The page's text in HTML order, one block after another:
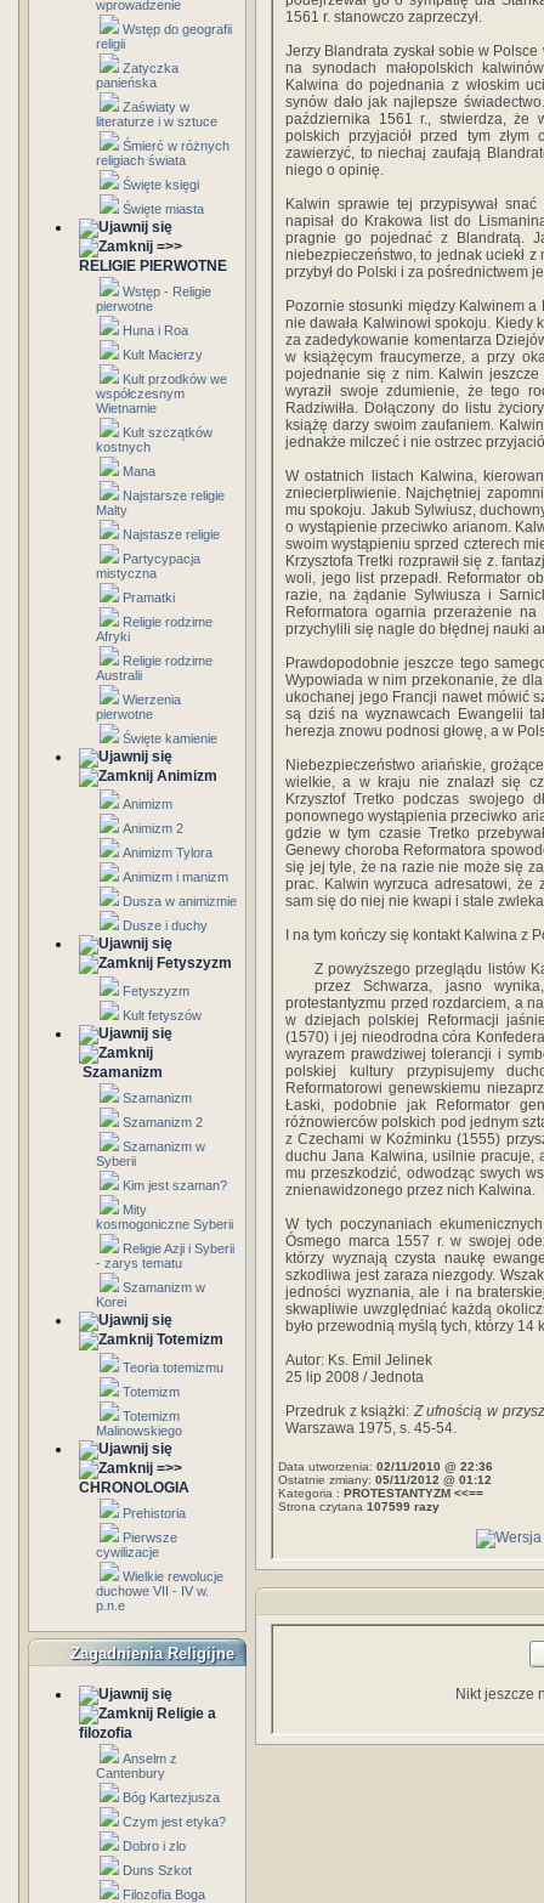
wprowadzenie
Wstęp do geografii
religii
Zatyczka
panieńska
Zaświaty w
literaturze i w sztuce
Śmierć w różnych
religiach świata
Święte księgi
Święte miasta
=>>
RELIGIE PIERWOTNE
Wstęp - Religie
pierwotne
Huna i Roa
Kult Macierzy
Kult przodków we
współczesnym
Wietnamie
Kult szczątków
kostnych
Mana
Najstarsze religie
Malty
Najstasze religie
Partycypacja
mistyczna
Pramatki
Religie rodzime
Afryki
Religie rodzime
Australii
Wierzenia
pierwotne
Święte kamienie
Animizm
Animizm
Animizm 2
Animizm Tylora
Animizm i manizm
Dusza w animizmie
Dusze i duchy
Fetyszyzm
Fetyszyzm
Kult fetyszów
Szamanizm
Szamanizm
Szamanizm 2
Szamanizm w
Syberii
Kim jest szaman?
Mity
kosmogoniczne Syberii
Religie Azji i Syberii
- zarys tematu
Szamanizm w
Korei
Totemizm
Teoria totemizmu
Totemizm
Totemizm
Malinowskiego
=>>
CHRONOLOGIA
Prehistoria
Pierwsze
cywilizacje
Wielkie rewolucje
duchowe VII - IV w.
p.n.e
Zagadnienia Religijne
Religie a
filozofia
Anselm z
Cantenbury
Bóg Kartezjusza
Czym jest etyka?
Dobro i zlo
Duns Szkot
Filozofia Boga
1561 r. stanowczo zaprzeczył.
Jerzy Blandrata zyskał sobie w
na synodach małopolskich
Kalwina do pojednania z włoskim
synów dało jak najlepsze
października 1561 r., stwierdza, że
polskich przyjaciół przed tym
zawierzyć, to niechaj zaufają
niego o opinię.
Kalwin sprawie tej przypisywał
napisał do Krakowa list do
pragnie go pojednać z Blandratą.
niebezpieczeństwo, to jednak uciekł
przybył do Polski i za pośrednictwem
Pozornie stosunki między Kalwinem
nie dawała Kalwinowi spokoju. Kiedy
za zadedykowanie komentarza
w książęcym fraucymerze, a przy
pojednanie się z nim. Kalwin
wyraził swoje zdumienie, że tego
Radziwiłła. Dołączony do listu
książę darzy swoim zaufaniem.
jednakże milczeć i nie ostrzec
W ostatnich listach Kalwina,
zniecierpliwienie. Najchętniej
mu spokoju. Jakub Sylwiusz,
o wystąpienie przeciwko arianom.
swoim wystąpieniu sprzed czterech
Krzysztofa Tretki rozprawił się z.
woli, jego list przepadł. Reformator
razie, na żądanie Sylwiusza i
Reformatora ogarnia przerażenie
przychylili się nagle do błędnej nauki
Prawdopodobnie jeszcze tego
Wypowiada w nim przekonanie, że
ukochanej jego Francji nawet mówić
są dziś na wyznawcach Ewangelii
herezja znowu podnosi głowę, a w
Niebezpieczeństwo ariańskie,
wielkie, a w kraju nie znalazł się
Krzysztof Tretko podczas swojego
ponownego wystąpienia przeciwko
gdzie w tym czasie Tretko
Genewy choroba Reformatora
się jej tyle, że na razie nie może się
prac. Kalwin wyrzuca adresatowi, że
sam się do niej nie kwapi i stale
I na tym kończy się kontakt Kalwina z
Z powyższego przeglądu listów
przez Schwarza, jasno
protestantyzmu przed rozdarciem, a
w dziejach polskiej Reformacji
(1570) i jej nieodrodna córa
wyrazem prawdziwej tolerancji i
polskiej kultury przypisujemy
Reformatorowi genewskiemu
Łaski, podobnie jak Reformator
różnowierców polskich pod jednym
z Czechami w Koźminku (1555)
duchu Jana Kalwina, usilnie pracuje,
mu przeszkodzić, odwodząc swych
znienawidzonego przez nich Kalwina.
W tych poczynaniach
Ósmego marca 1557 r. w swojej
którzy wyznają czysta naukę
szkodliwa jest zaraza niezgody.
jedności wyznania, ale i na
skwapliwie uwzględniać każdą
było przewodnią myślą tych, którzy
Autor: Ks. Emil Jelinek
25 lip 2008 / Jednota
Przedruk z książki: Z ufnością w
Warszawa 1975, s. 45-54.
Data utworzenia: 02/11/2010 @ 22:36
Ostatnie zmiany: 05/11/2012 @ 01:12
Kategoria : PROTESTANTYZM <<==
Strona czytana 107599 razy
Nikt jeszcze